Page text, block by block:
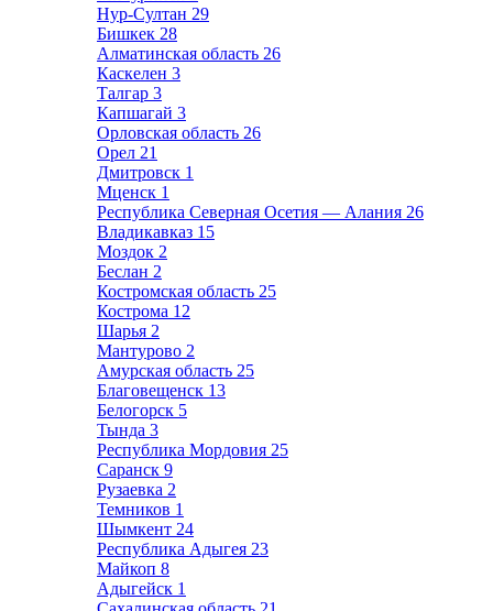
Нур-Султан 29
Бишкек 28
Алматинская область 26
Каскелен 3
Талгар 3
Капшагай 3
Орловская область 26
Орел 21
Дмитровск 1
Мценск 1
Республика Северная Осетия — Алания 26
Владикавказ 15
Моздок 2
Беслан 2
Костромская область 25
Кострома 12
Шарья 2
Мантурово 2
Амурская область 25
Благовещенск 13
Белогорск 5
Тында 3
Республика Мордовия 25
Саранск 9
Рузаевка 2
Темников 1
Шымкент 24
Республика Адыгея 23
Майкоп 8
Адыгейск 1